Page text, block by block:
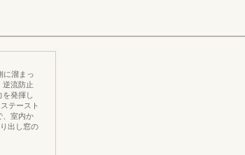
に溜まっ
逆流防止
発揮し
テースト
、室内か
出し窓の